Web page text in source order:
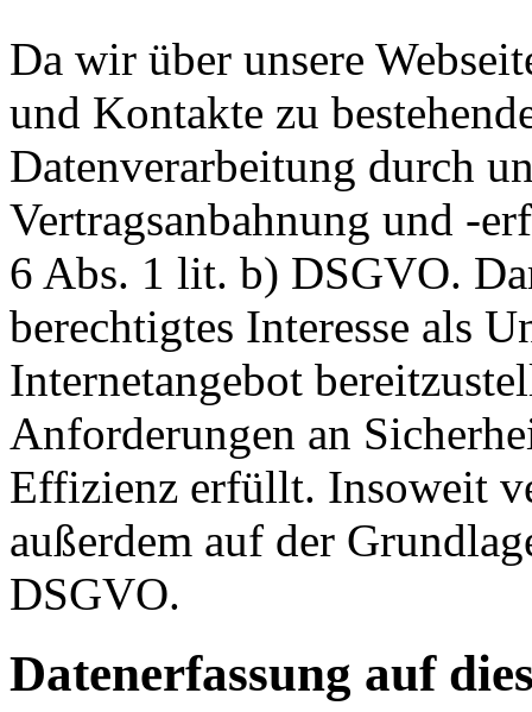
Da wir über unsere
und Kontakte zu
Datenverarbeitung durch
Vertragsanbahnung und -
6 Abs. 1 lit. b) DSGVO.
berechtigtes Interesse als
Internetangebot
Anforderungen an
Effizienz erfüllt. Insoweit
außerdem auf der
DSGVO.
Datenerfassung auf